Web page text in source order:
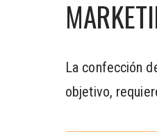
La confección
objetivo,